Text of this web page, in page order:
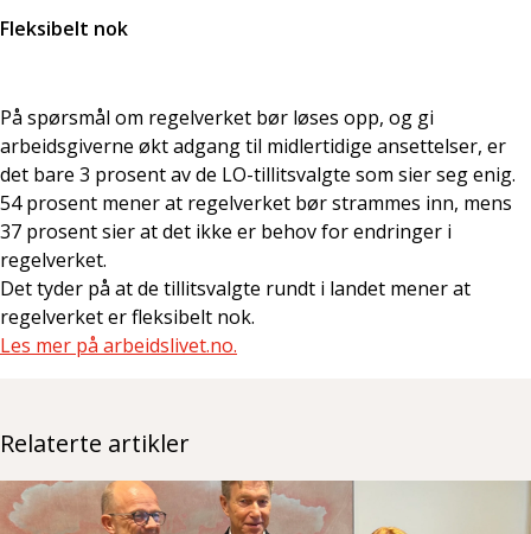
Fleksibelt nok
På spørsmål om regelverket bør løses opp, og gi
arbeidsgiverne økt adgang til midlertidige ansettelser, er
det bare 3 prosent av de LO-tillitsvalgte som sier seg enig.
54 prosent mener at regelverket bør strammes inn, mens
37 prosent sier at det ikke er behov for endringer i
regelverket.
Det tyder på at de tillitsvalgte rundt i landet mener at
regelverket er fleksibelt nok.
Les mer på arbeidslivet.no.
Relaterte artikler